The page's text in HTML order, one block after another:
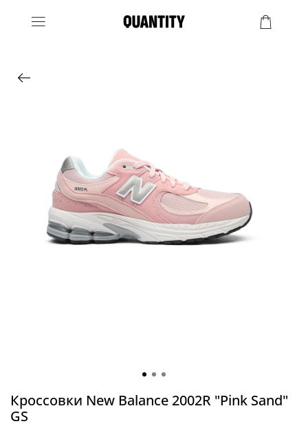
Кроссовки New Balance 2002R "Pink Sand"
GS